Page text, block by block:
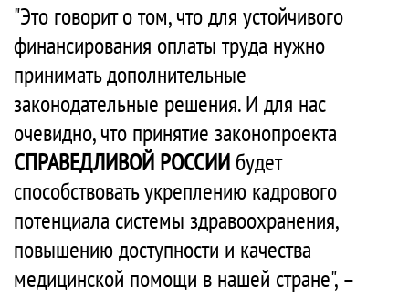
"Это говорит о том, что для устойчивого
финансирования оплаты труда нужно
принимать дополнительные
законодательные решения. И для нас
очевидно, что принятие законопроекта
СПРАВЕДЛИВОЙ РОССИИ будет
способствовать укреплению кадрового
потенциала системы здравоохранения,
повышению доступности и качества
медицинской помощи в нашей стране", –